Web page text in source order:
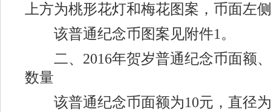
上方为桃形花灯和梅花图案，币面左
该普通纪念币图案见附件1。
二、2016年贺岁普通纪念币面额
数量
该普通纪念币面额为10元，直径为